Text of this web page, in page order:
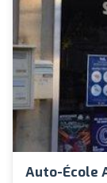
Auto-École